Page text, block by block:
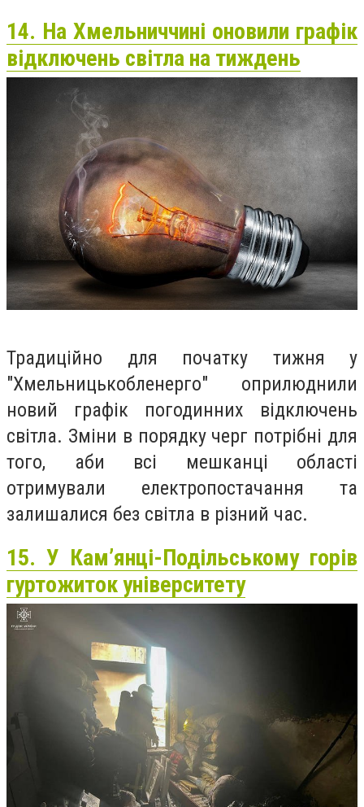
14. На Хмельниччині оновили графік
відключень світла на тиждень
Традиційно для початку тижня у
"Хмельницькобленерго" оприлюднили
новий графік погодинних відключень
світла. Зміни в порядку черг потрібні для
того, аби всі мешканці області
отримували електропостачання та
залишалися без світла в різний час.
15. У Кам’янці-Подільському горів
гуртожиток університету